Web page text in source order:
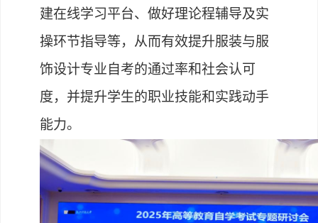
建在线学习平台、做好理论程辅导及实
操环节指导等，从而有效提升服装与服
饰设计专业自考的通过率和社会认可
度，并提升学生的职业技能和实践动手
能力。